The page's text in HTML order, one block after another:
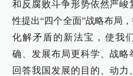
和反腐败斗争形势依然严峻
性提出“四个全面”战略布局
化解矛盾的新法宝，使我
确、发展布局更科学、战略
回答我国发展的目的、动力